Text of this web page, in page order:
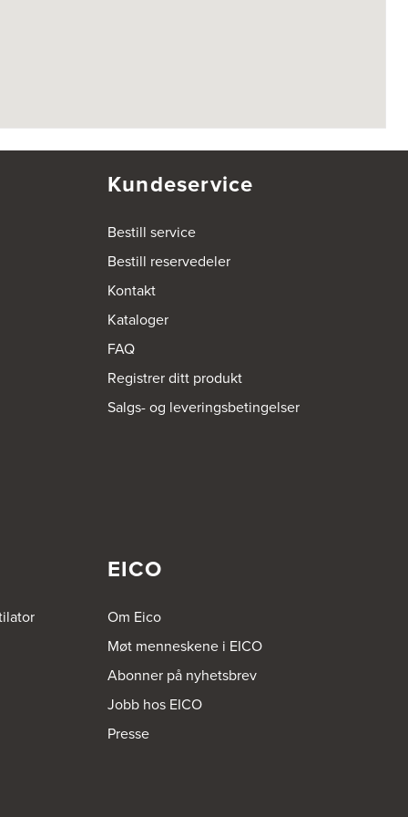
Kundeservice
Bestill service
Bestill reservedeler
Kontakt
Kataloger
FAQ
Registrer ditt produkt
Salgs- og leveringsbetingelser
EICO
Om Eico
Møt menneskene i EICO
Abonner på nyhetsbrev
Jobb hos EICO
Presse